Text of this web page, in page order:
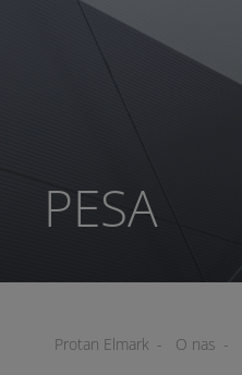
PESA
Protan Elmark - O nas -